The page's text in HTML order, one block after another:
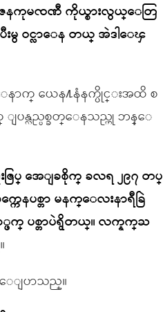
ဇနကုမၸဏီ ကိုယ္စားလွယ္ေတြ
မွ ဝင္လာေန တယ္ အဲဒါေၾ
နာက္ ယေန႔နံနက္ပိုင္းအထိ စ
ပန္လည္ပစ္ခတ္ေနသည္ဟု ဘန္ေ
ြပ္ အေျခစိုက္ ခလရ ၂၉၇ တပ္
ေနပစ္တာ မနက္ေလးနာရီခြဲ
ာ္ဖက္ ပစ္တာပဲရွိတယ္။ လက္နက္ႀ
ေျပာသည္။